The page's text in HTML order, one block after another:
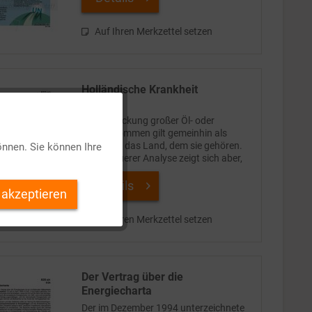
Auf Ihren Merkzettel setzen
Holländische Krankheit
Die Entdeckung großer Öl- oder
Gasvorkommen gilt gemeinhin als
Segen für das Land, dem sie gehören.
Bei genauerer Analyse zeigt sich aber,
dass der vermeintliche Segen für eine
Volkswirtschaft nicht selten
Details
Auf Ihren Merkzettel setzen
Der Vertrag über die
Energiecharta
Der im Dezember 1994 unterzeichnete
Inaktiv
Inaktiv
Sie können Ihre